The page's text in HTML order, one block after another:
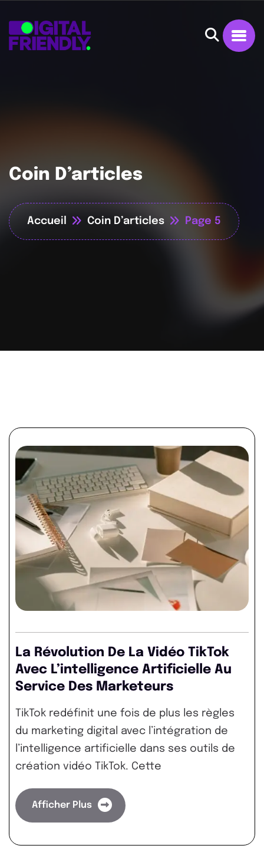
Coin D’articles
Accueil Coin D’articles Page 5
La Révolution De La Vidéo TikTok
Avec L’intelligence Artificielle Au
Service Des Marketeurs
TikTok redéfinit une fois de plus les règles
du marketing digital avec l’intégration de
l’intelligence artificielle dans ses outils de
création vidéo TikTok. Cette
Afficher Plus